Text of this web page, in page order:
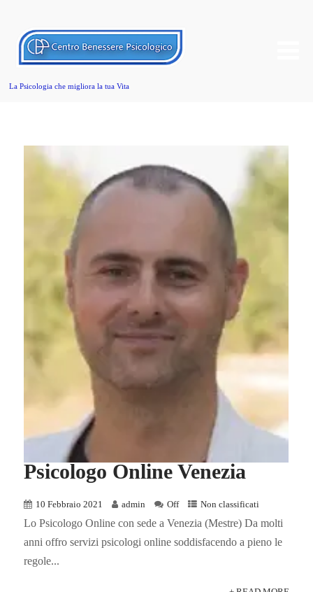
La Psicologia che migliora la tua Vita
Psicologo Online Venezia
10 Febbraio 2021 admin Off Non classificati
Lo Psicologo Online con sede a Venezia (Mestre) Da molti
anni offro servizi psicologi online soddisfacendo a pieno le
regole...